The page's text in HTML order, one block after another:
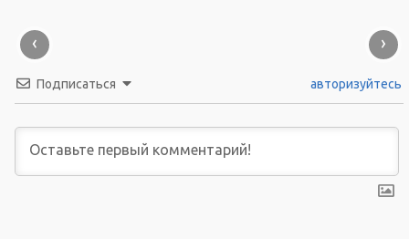
‹ ›
Подписаться авторизуйтесь